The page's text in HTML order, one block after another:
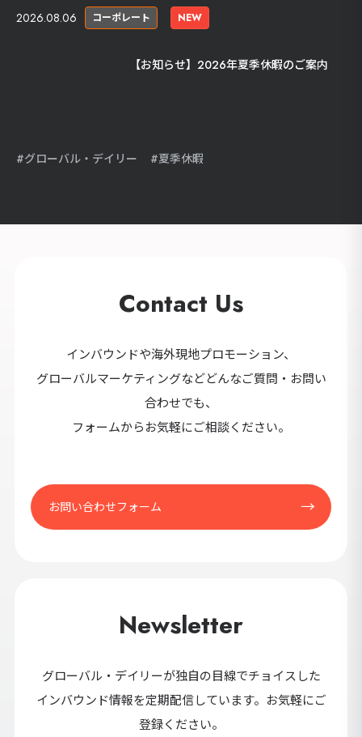
NEW
コーポレート
2026.08.06
【お知らせ】2026年夏季休暇のご案内
グローバル・デイリー 夏季休暇
Contact Us
インバウンドや海外現地プロモーション、
グローバルマーケティングなどどんなご質問・お問い
合わせでも、
フォームからお気軽にご相談ください。
お問い合わせフォーム
Newsletter
グローバル・デイリーが独自の目線でチョイスした
インバウンド情報を定期配信しています。お気軽にご
登録ください。